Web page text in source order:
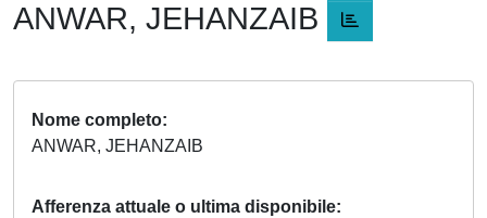
ANWAR, JEHANZAIB
Nome completo
ANWAR, JEHANZAIB
Afferenza attuale o ultima disponibile